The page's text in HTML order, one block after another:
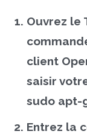
Ouvrez le
client
saisir
sudo apt-
Entrez la